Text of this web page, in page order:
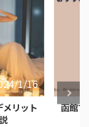
1/16
メリット
函館